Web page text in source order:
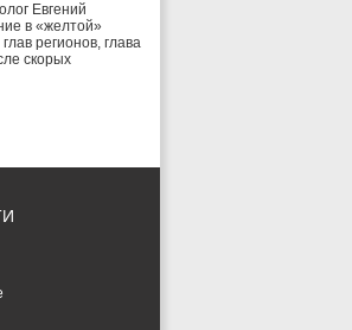
Евгений
в «желтой»
регионов, глава
скорых